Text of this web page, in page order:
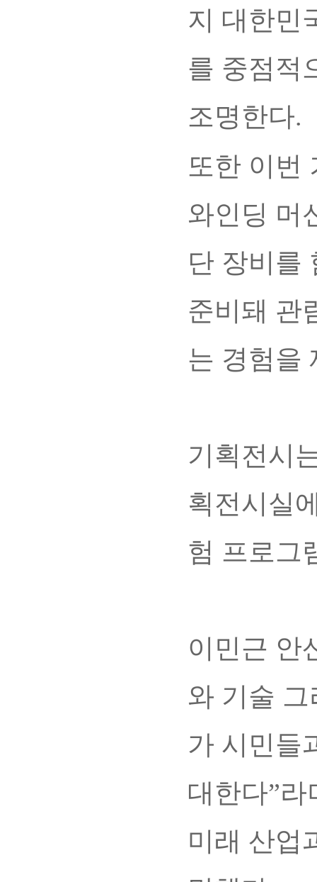
지 대한민
를 중점적
조명한다.
또한 이번
와인딩 머
단 장비를
준비돼 관
는 경험을
기획전시
획전시실
험 프로그
이민근 안
와 기술
가 시민들
대한다”
미래 산업